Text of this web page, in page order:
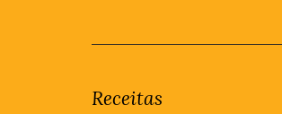
Receitas